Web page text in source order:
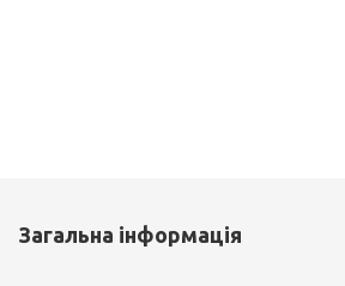
Загальна інформація